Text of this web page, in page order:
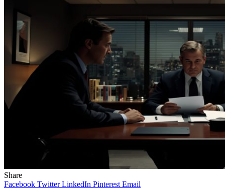
Share
Facebook Twitter LinkedIn Pinterest Email